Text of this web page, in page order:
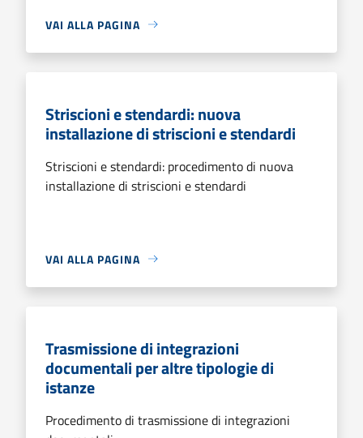
VAI ALLA PAGINA
Striscioni e stendardi: nuova
installazione di striscioni e stendardi
Striscioni e stendardi: procedimento di nuova
installazione di striscioni e stendardi
VAI ALLA PAGINA
Trasmissione di integrazioni
documentali per altre tipologie di
istanze
Procedimento di trasmissione di integrazioni